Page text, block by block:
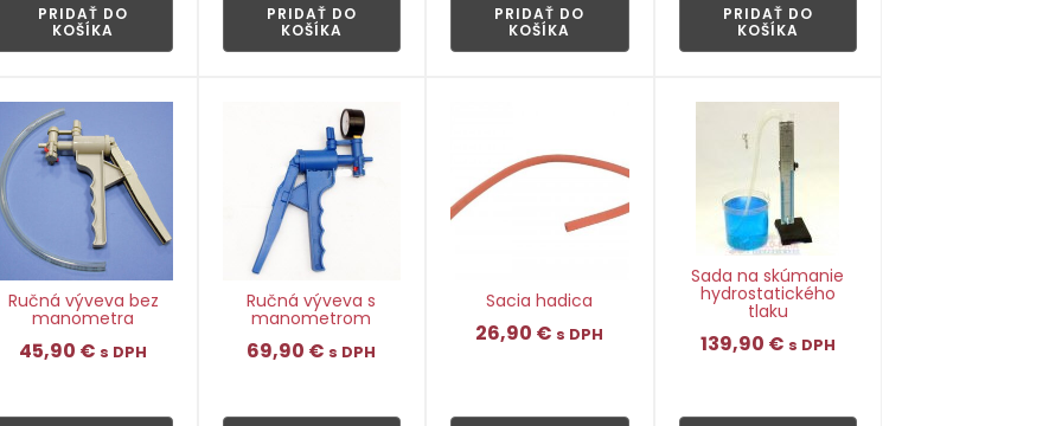
PRIDAŤ DO
KOŠÍKA
PRIDAŤ DO
KOŠÍKA
PRIDAŤ DO
KOŠÍKA
PRIDAŤ DO
KOŠÍKA
Ručná výveva bez
manometra
45,90 € s DPH
Ručná výveva s
manometrom
69,90 € s DPH
Sacia hadica
26,90 € s DPH
Sada na skúmanie
hydrostatického
tlaku
139,90 € s DPH